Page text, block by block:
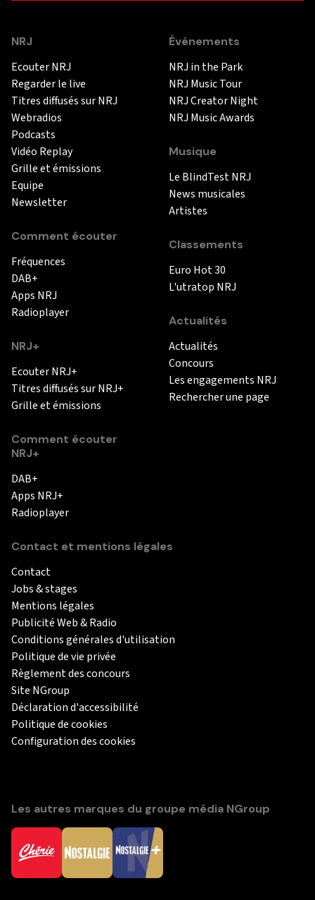
NRJ
Ecouter NRJ
Regarder le live
Titres diffusés sur NRJ
Webradios
Podcasts
Vidéo Replay
Grille et émissions
Equipe
Newsletter
Comment écouter
Fréquences
DAB+
Apps NRJ
Radioplayer
NRJ+
Ecouter NRJ+
Titres diffusés sur NRJ+
Grille et émissions
Comment écouter
NRJ+
DAB+
Apps NRJ+
Radioplayer
Événements
NRJ in the Park
NRJ Music Tour
NRJ Creator Night
NRJ Music Awards
Musique
Le BlindTest NRJ
News musicales
Artistes
Classements
Euro Hot 30
L'utratop NRJ
Actualités
Actualités
Concours
Les engagements NRJ
Rechercher une page
Contact et mentions légales
Contact
Jobs & stages
Mentions légales
Publicité Web & Radio
Conditions générales d'utilisation
Politique de vie privée
Règlement des concours
Site NGroup
Déclaration d'accessibilité
Politique de cookies
Configuration des cookies
Les autres marques du groupe média NGroup